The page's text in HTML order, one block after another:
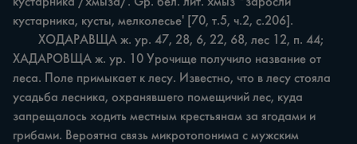
кустарника, кусты, мелколесье' [70, т.5, ч.2, с.206].
ХАДАРОВЩА ж. ур. 10 Урочище получило название от
леса. Поле примыкает к лесу. Известно, что в лесу стояла
усадьба лесника, охранявшего помещичий лес, куда
запрещалось ходить местным крестьянам за ягодами и
грибами. Вероятна связь микротопонима с мужским